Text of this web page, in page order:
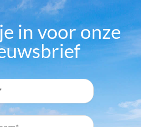
in voor onze